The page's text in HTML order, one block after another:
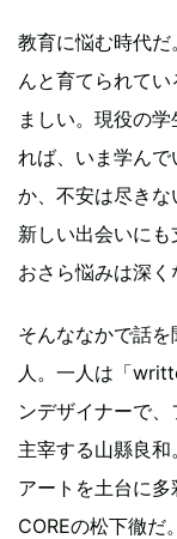
教育に悩む時代
んと育てられて
ましい。現役の
れば、いま学ん
か、不安は尽きな
新しい出会いに
おさら悩みは深く
そんななかで話
人。一人は「
ンデザイナーで
主宰する山縣良
アートを土台に
COREの松下徹だ